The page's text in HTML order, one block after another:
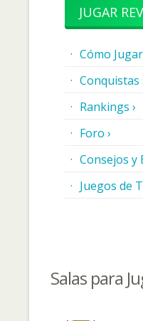
JUGAR
Cómo
Conquistas
Rankings ›
Foro ›
Consejos y
Juegos de
Salas para